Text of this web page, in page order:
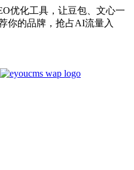
优化工具，让豆包、文心一
你的品牌，抢占AI流量入